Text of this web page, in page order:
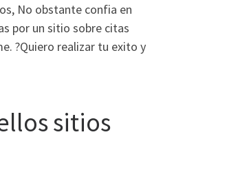
No obstante confia en
por un sitio sobre citas
?Quiero realizar tu exito y
sitios